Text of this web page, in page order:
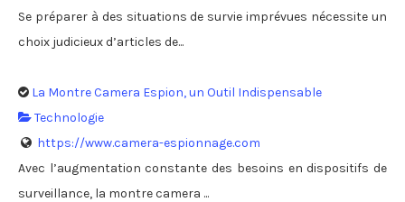
Se préparer à des situations de survie imprévues nécessite un
choix judicieux d’articles de...
La Montre Camera Espion, un Outil Indispensable
Technologie
https://www.camera-espionnage.com
Avec l’augmentation constante des besoins en dispositifs de
surveillance, la montre camera ...